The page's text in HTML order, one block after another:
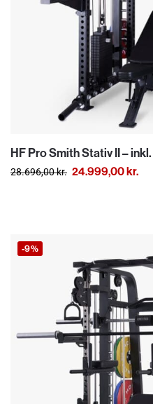
HF Pro Smith Stativ II –
28.696,00kr. 24.999,00kr.
-9%